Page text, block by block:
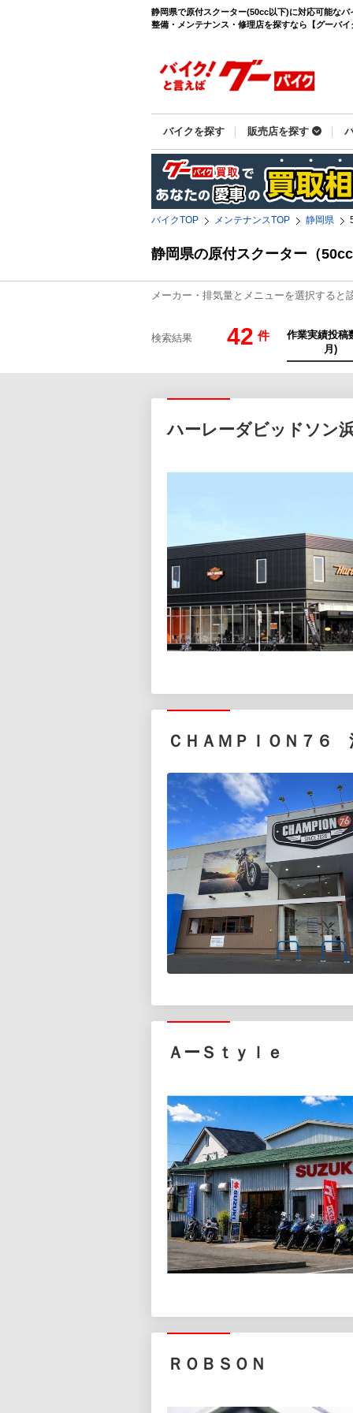
静岡県で原付スクーター(50cc以下)に対応可能な
整備・メンテナンス・修理店を探すなら【グーバ
バイクを探す 販売店を探す
バイクTOP メンテナンスTOP 静岡県
静岡県の原付スクーター（
メーカー・排気量とメニューを選択すると
検索結果 42 件
ハーレーダビッドソン
ＣＨＡＭＰＩＯＮ７６
ＡーＳｔｙｌｅ
ＲＯＢＳＯＮ